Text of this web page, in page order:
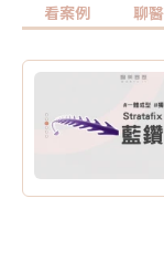
看案例 聊